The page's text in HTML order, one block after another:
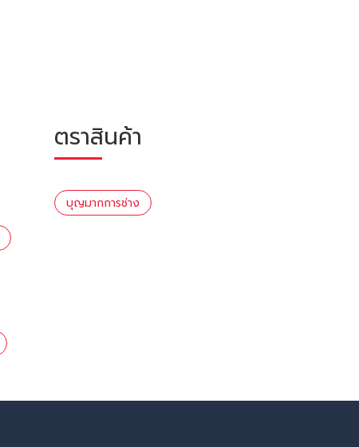
ตราสินค้า
บุญมากการช่าง